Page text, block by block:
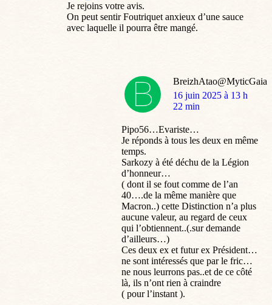
Je rejoins votre avis.
On peut sentir Foutriquet anxieux d’une sauce
avec laquelle il pourra être mangé.
BreizhAtao@MyticGaia
dit
:
16 juin 2025 à 13 h
22 min
Pipo56…Evariste…
Je réponds à tous les deux en même
temps.
Sarkozy à été déchu de la Légion
d’honneur…
( dont il se fout comme de l’an
40….de la même manière que
Macron..) cette Distinction n’a plus
aucune valeur, au regard de ceux
qui l’obtiennent..(.sur demande
d’ailleurs…)
Ces deux ex et futur ex Président…
ne sont intéressés que par le fric…
ne nous leurrons pas..et de ce côté
là, ils n’ont rien à craindre
( pour l’instant ).